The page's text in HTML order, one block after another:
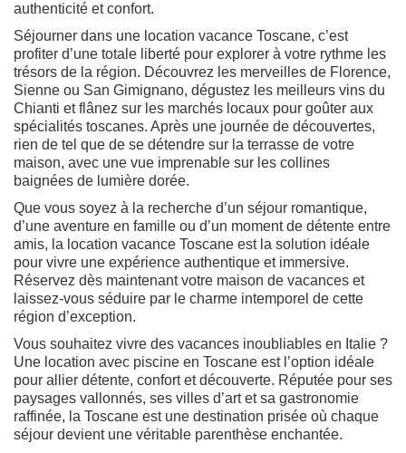
authenticité et confort.
Séjourner dans une location vacance Toscane, c’est
profiter d’une totale liberté pour explorer à votre rythme les
trésors de la région. Découvrez les merveilles de Florence,
Sienne ou San Gimignano, dégustez les meilleurs vins du
Chianti et flânez sur les marchés locaux pour goûter aux
spécialités toscanes. Après une journée de découvertes,
rien de tel que de se détendre sur la terrasse de votre
maison, avec une vue imprenable sur les collines
baignées de lumière dorée.
Que vous soyez à la recherche d’un séjour romantique,
d’une aventure en famille ou d’un moment de détente entre
amis, la location vacance Toscane est la solution idéale
pour vivre une expérience authentique et immersive.
Réservez dès maintenant votre maison de vacances et
laissez-vous séduire par le charme intemporel de cette
région d’exception.
Vous souhaitez vivre des vacances inoubliables en Italie ?
Une location avec piscine en Toscane est l’option idéale
pour allier détente, confort et découverte. Réputée pour ses
paysages vallonnés, ses villes d’art et sa gastronomie
raffinée, la Toscane est une destination prisée où chaque
séjour devient une véritable parenthèse enchantée.